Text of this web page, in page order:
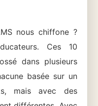
nous chiffone ?
Ces 10
dans plusieurs
basée sur un
mais avec des